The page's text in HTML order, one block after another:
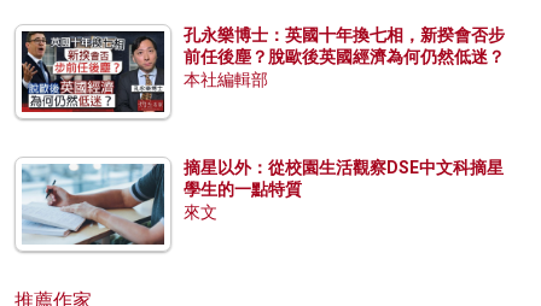
孔永樂博士：英國十年換七相，新揆會否步
前任後塵？脫歐後英國經濟為何仍然低迷？
本社編輯部
摘星以外：從校園生活觀察DSE中文科摘星
學生的一點特質
來文
推薦作家